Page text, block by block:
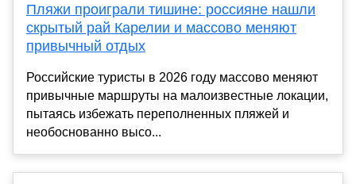
Пляжи проиграли тишине: россияне нашли
скрытый рай Карелии и массово меняют
привычный отдых
Российские туристы в 2026 году массово меняют
привычные маршруты на малоизвестные локации,
пытаясь избежать переполненных пляжей и
необоснованно высо...